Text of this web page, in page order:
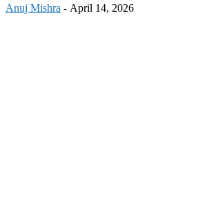
Anuj Mishra - April 14, 2026